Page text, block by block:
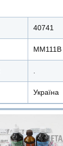
40741
ММ111В
Україна